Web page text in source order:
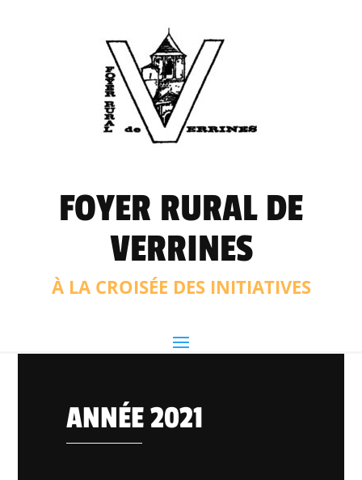
FOYER RURAL DE
VERRINES
À LA CROISÉE DES INITIATIVES
ANNÉE 2021